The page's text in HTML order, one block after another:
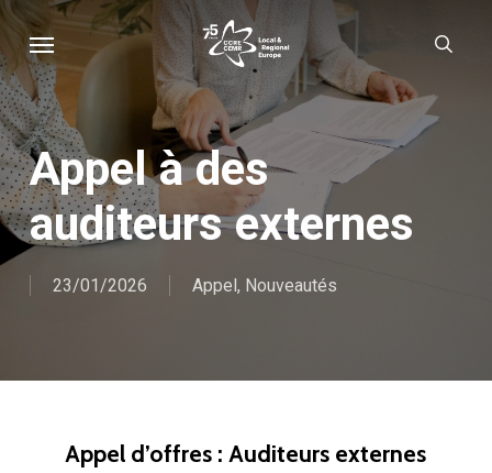
Skip
to
main
content
Menu
Appel à des
auditeurs externes
23/01/2026 Appel, Nouveautés
Appel d’offres : Auditeurs externes